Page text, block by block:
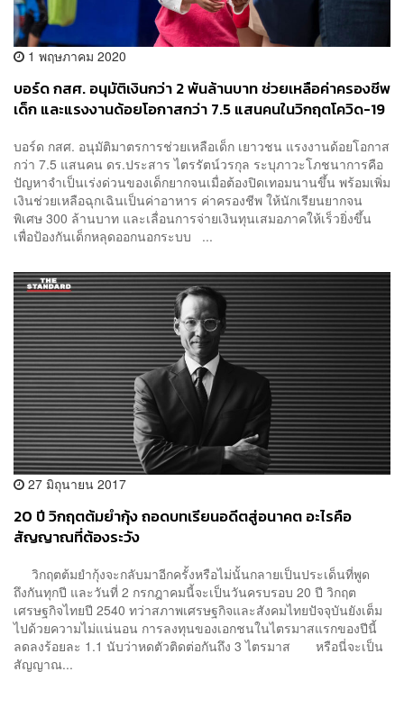
1 พฤษภาคม 2020
บอร์ด กสศ. อนุมัติเงินกว่า 2 พันล้านบาท ช่วยเหลือค่าครองชีพ
เด็ก และแรงงานด้อยโอกาสกว่า 7.5 แสนคนในวิกฤตโควิด-19
บอร์ด กสศ. อนุมัติมาตรการช่วยเหลือเด็ก เยาวชน แรงงานด้อยโอกาส
กว่า 7.5 แสนคน ดร.ประสาร ไตรรัตน์วรกุล ระบุภาวะโภชนาการคือ
ปัญหาจำเป็นเร่งด่วนของเด็กยากจนเมื่อต้องปิดเทอมนานขึ้น พร้อมเพิ่ม
เงินช่วยเหลือฉุกเฉินเป็นค่าอาหาร ค่าครองชีพ ให้นักเรียนยากจน
พิเศษ 300 ล้านบาท และเลื่อนการจ่ายเงินทุนเสมอภาคให้เร็วยิ่งขึ้น
เพื่อป้องกันเด็กหลุดออกนอกระบบ ...
27 มิถุนายน 2017
20 ปี วิกฤตต้มยำกุ้ง ถอดบทเรียนอดีตสู่อนาคต อะไรคือ
สัญญาณที่ต้องระวัง
วิกฤตต้มยำกุ้งจะกลับมาอีกครั้งหรือไม่นั้นกลายเป็นประเด็นที่พูด
ถึงกันทุกปี และวันที่ 2 กรกฎาคมนี้จะเป็นวันครบรอบ 20 ปี วิกฤต
เศรษฐกิจไทยปี 2540 ทว่าสภาพเศรษฐกิจและสังคมไทยปัจจุบันยังเต็ม
ไปด้วยความไม่แน่นอน การลงทุนของเอกชนในไตรมาสแรกของปีนี้
ลดลงร้อยละ 1.1 นับว่าหดตัวติดต่อกันถึง 3 ไตรมาส หรือนี่จะเป็น
สัญญาณ...